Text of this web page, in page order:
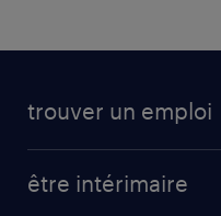
trouver un emploi
être intérimaire